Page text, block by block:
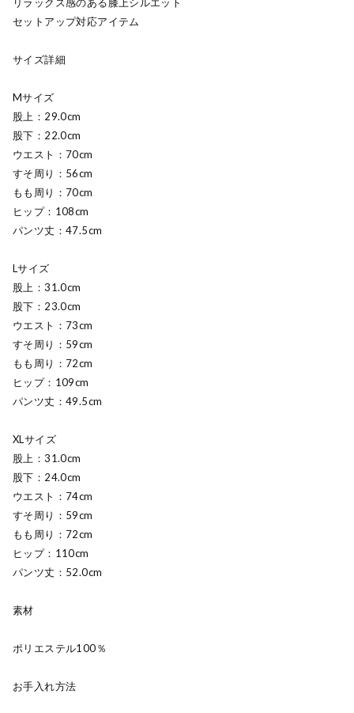
セットアップ対応アイテム
サイズ詳細
Mサイズ
股上：29.0cm
股下：22.0cm
ウエスト：70cm
すそ周り：56cm
もも周り：70cm
ヒップ：108cm
パンツ丈：47.5cm
Lサイズ
股上：31.0cm
股下：23.0cm
ウエスト：73cm
すそ周り：59cm
もも周り：72cm
ヒップ：109cm
パンツ丈：49.5cm
XLサイズ
股上：31.0cm
股下：24.0cm
ウエスト：74cm
すそ周り：59cm
もも周り：72cm
ヒップ：110cm
パンツ丈：52.0cm
素材
ポリエステル100％
お手入れ方法